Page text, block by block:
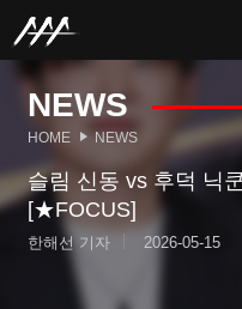
NEWS
HOME NEWS
슬림 신동 vs 후덕 닉
[★FOCUS]
한해선 기자 2026-05-15